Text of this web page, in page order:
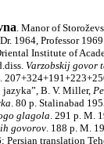
. Manor of
1964, Professor
Institute of
Varzobskij govor
B. V. Miller,
. 80 p. Stalinabad
glagola. 291 p. M.
govorov. 188 p. M.
Persian translation